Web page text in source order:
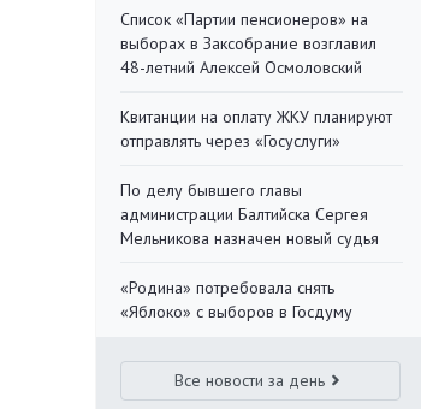
Список «Партии пенсионеров» на
выборах в Заксобрание возглавил
48-летний Алексей Осмоловский
Квитанции на оплату ЖКУ планируют
отправлять через «Госуслуги»
По делу бывшего главы
администрации Балтийска Сергея
Мельникова назначен новый судья
«Родина» потребовала снять
«Яблоко» с выборов в Госдуму
Все новости за день